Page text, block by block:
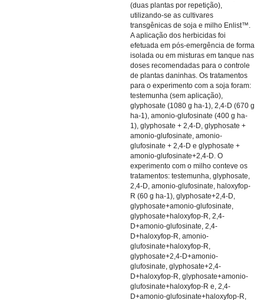
(duas plantas por repetição),
utilizando-se as cultivares
transgênicas de soja e milho Enlist™.
A aplicação dos herbicidas foi
efetuada em pós-emergência de forma
isolada ou em misturas em tanque nas
doses recomendadas para o controle
de plantas daninhas. Os tratamentos
para o experimento com a soja foram:
testemunha (sem aplicação),
glyphosate (1080 g ha-1), 2,4-D (670 g
ha-1), amonio-glufosinate (400 g ha-
1), glyphosate + 2,4-D, glyphosate +
amonio-glufosinate, amonio-
glufosinate + 2,4-D e glyphosate +
amonio-glufosinate+2,4-D. O
experimento com o milho conteve os
tratamentos: testemunha, glyphosate,
2,4-D, amonio-glufosinate, haloxyfop-
R (60 g ha-1), glyphosate+2,4-D,
glyphosate+amonio-glufosinate,
glyphosate+haloxyfop-R, 2,4-
D+amonio-glufosinate, 2,4-
D+haloxyfop-R, amonio-
glufosinate+haloxyfop-R,
glyphosate+2,4-D+amonio-
glufosinate, glyphosate+2,4-
D+haloxyfop-R, glyphosate+amonio-
glufosinate+haloxyfop-R e, 2,4-
D+amonio-glufosinate+haloxyfop-R,